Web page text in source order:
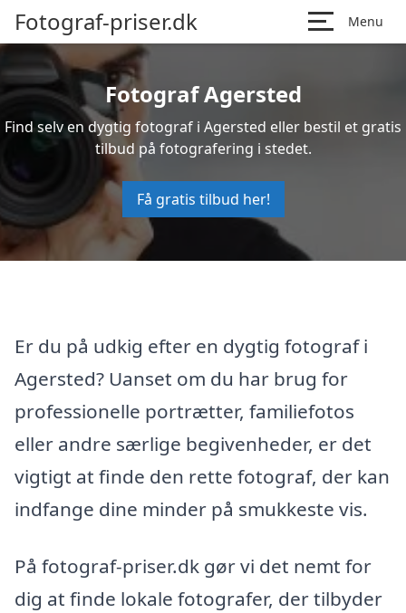
Fotograf-priser.dk Menu
Fotograf Agersted
Find selv en dygtig fotograf i Agersted eller bestil et gratis
tilbud på fotografering i stedet.
Få gratis tilbud her!
Er du på udkig efter en dygtig fotograf i
Agersted? Uanset om du har brug for
professionelle portrætter, familiefotos
eller andre særlige begivenheder, er det
vigtigt at finde den rette fotograf, der kan
indfange dine minder på smukkeste vis.
På fotograf-priser.dk gør vi det nemt for
dig at finde lokale fotografer, der tilbyder